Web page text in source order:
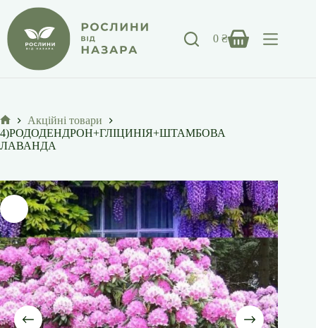
Перейти
вмісту
Кошик
0₴
Головна
Акційні товари
4)РОДОДЕНДРОН+ГЛІЦИНІЯ+ШТАМБОВА
ЛАВАНДА